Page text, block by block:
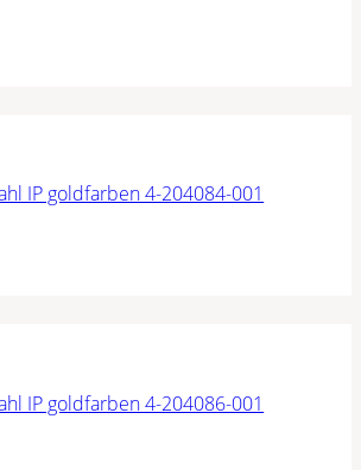
IP goldfarben 4-204084-001
IP goldfarben 4-204086-001